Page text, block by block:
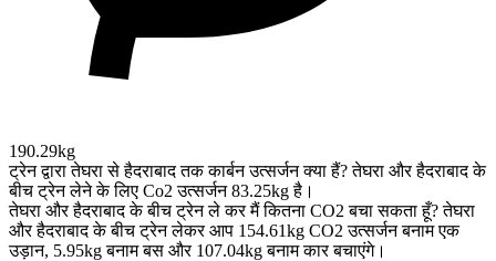
190.29kg
ट्रेन द्वारा तेघरा से हैदराबाद तक कार्बन उत्सर्जन क्या हैं? तेघरा और हैदराबाद के
बीच ट्रेन लेने के लिए Co2 उत्सर्जन 83.25kg है।
तेघरा और हैदराबाद के बीच ट्रेन ले कर मैं कितना CO2 बचा सकता हूँ? तेघरा
और हैदराबाद के बीच ट्रेन लेकर आप 154.61kg CO2 उत्सर्जन बनाम एक
उड़ान, 5.95kg बनाम बस और 107.04kg बनाम कार बचाएंगे।